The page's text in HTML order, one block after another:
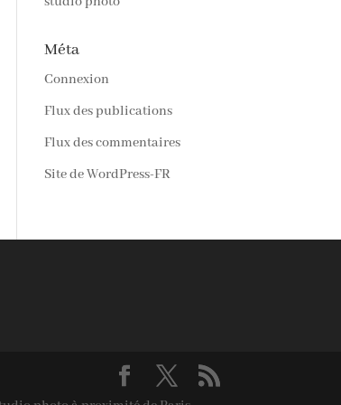
Méta
Connexion
Flux des publications
Flux des commentaires
Site de WordPress-FR